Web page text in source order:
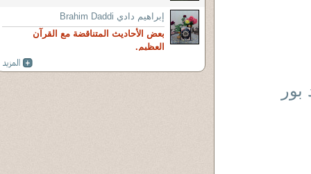
إبراهيم دادي Brahim Daddi
بعض الأحاديث المتناقضة مع القرآن
العظيم.